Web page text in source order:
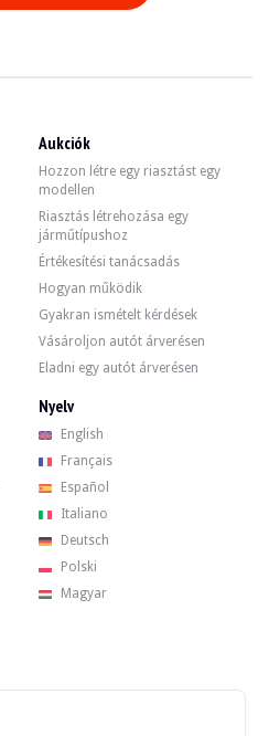
Aukciók
Hozzon létre egy riasztást egy
modellen
Riasztás létrehozása egy
járműtípushoz
Értékesítési tanácsadás
Hogyan működik
Gyakran ismételt kérdések
Vásároljon autót árverésen
Eladni egy autót árverésen
Nyelv
English
Français
Español
Italiano
Deutsch
Polski
Magyar